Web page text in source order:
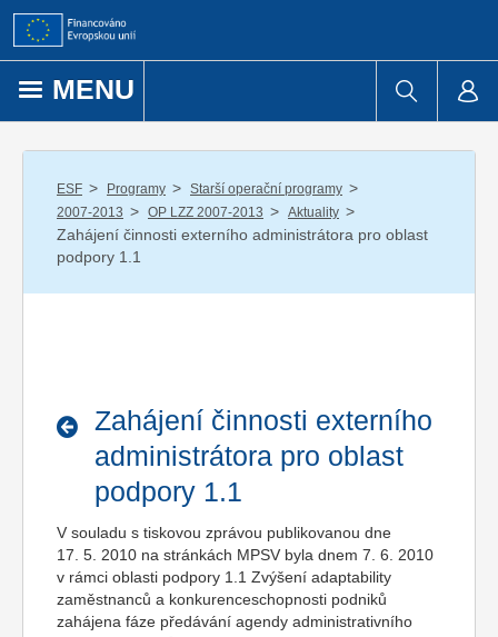
Přejít k obsahu
MENU
ESF / Programy / Starší operační programy /
2007-2013 / OP LZZ 2007-2013 / Aktuality /
Zahájení činnosti externího administrátora pro oblast
podpory 1.1
Zahájení činnosti externího
administrátora pro oblast
podpory 1.1
V souladu s tiskovou zprávou publikovanou dne
17. 5. 2010 na stránkách MPSV byla dnem 7. 6. 2010
v rámci oblasti podpory 1.1 Zvýšení adaptability
zaměstnanců a konkurenceschopnosti podniků
zahájena fáze předávání agendy administrativního